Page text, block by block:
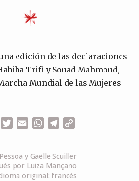
edición de las declaraciones
Trifi y Souad Mahmoud,
Mundial de las Mujeres
FacebookTwitterEmailWhatsApp
Telegram
y Gaëlle Scuiller
por Luiza Mançano
original: francés